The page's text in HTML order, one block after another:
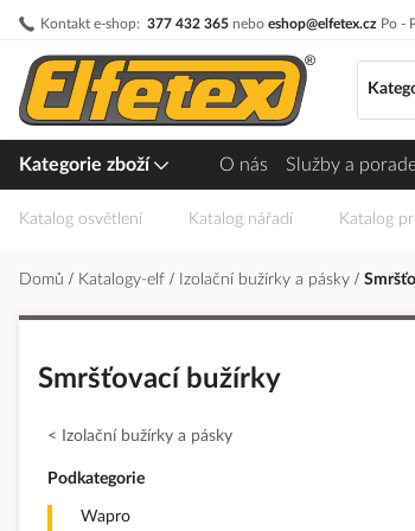
Kontakt e-shop: 377 432 365 nebo eshop@elfetex.cz Po -
Přejít
obsah
Kategorie zboží O nás Služby a
Katalog osvětlení Katalog nářadí Katalog
Domů Katalogy-elf Izolační bužírky a pásky
Smršťovací bužírky
Izolační bužírky a pásky
Podkategorie
Wapro